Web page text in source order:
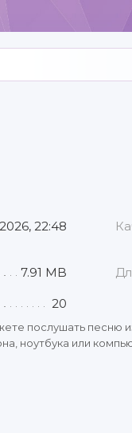
22:48
7.91 MB
20
послушать песню
ноутбука или